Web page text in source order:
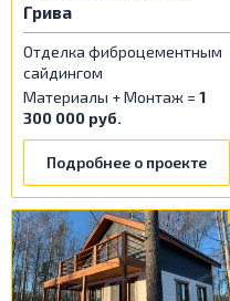
Грива
Отделка фиброцементным
сайдингом
Материалы + Монтаж =1
300 000 руб.
Подробнее о проекте